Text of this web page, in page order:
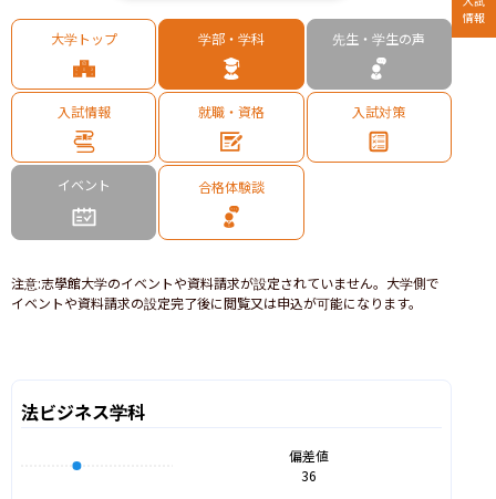
大学トップ 学部・学科 先生・学生の声
入試情報 就職・資格 入試対策
イベント 合格体験談
注意:志學館大学のイベントや資料請求が設定されていません。大学側で
イベントや資料請求の設定完了後に閲覧又は申込が可能になります。
法ビジネス学科
偏差値
36
情報